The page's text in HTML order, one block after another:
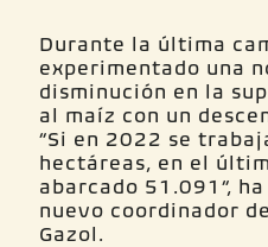
Durante la última
experimentado una
disminución en la
al maíz con un
“Si en 2022 se
hectáreas, en el
abarcado 51.091”,
nuevo coordinador
Gazol.